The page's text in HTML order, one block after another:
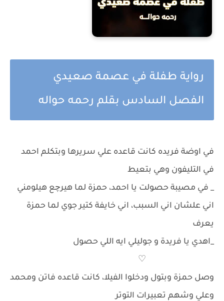
رواية طفلة في عصمة صعيدي
الفصل السادس بقلم رحمه حواله
في اوضة فريده كانت قاعده علي سريرها وبتكلم احمد
في التليفون وهي بتعيط
_ في مصيبة حصولت يا احمد، حمزة لما هيرچع هيلومني
اني علشان اني السبب، اني خايفة كتير جوي لما حمزة
يعرف
_اهدي يا فريدة و جوليلي ايه اللي حصول
♡
وصل حمزة وبتول ودخلوا الفيلا، كانت قاعده فاتن ومحمد
وعلي وشهم تعبيرات التوتر